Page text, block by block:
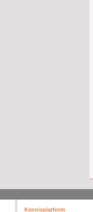
Kennisplatform